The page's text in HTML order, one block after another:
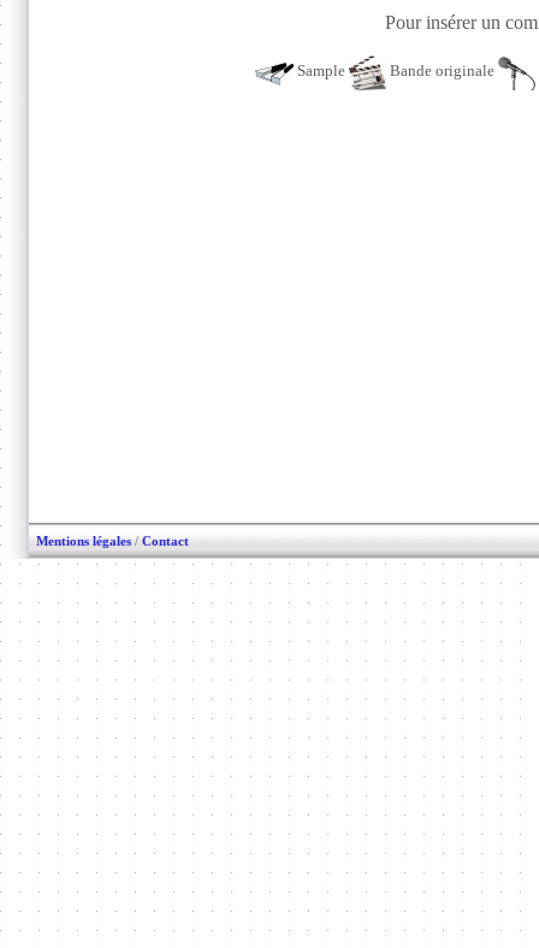
Pour insérer un
Sample Bande originale
Mentions légales / Contact